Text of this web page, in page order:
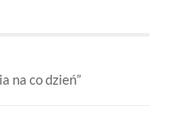
na co dzień”